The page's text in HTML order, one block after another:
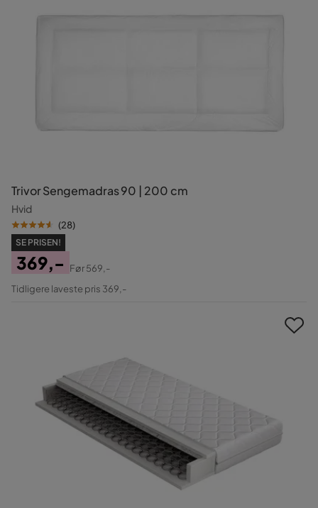
Trivor Sengemadras 90 | 200 cm
Hvid
(28)
SE PRISEN!
Pris
369,-
Original
Før569,-
Tidligere laveste pris 369,-